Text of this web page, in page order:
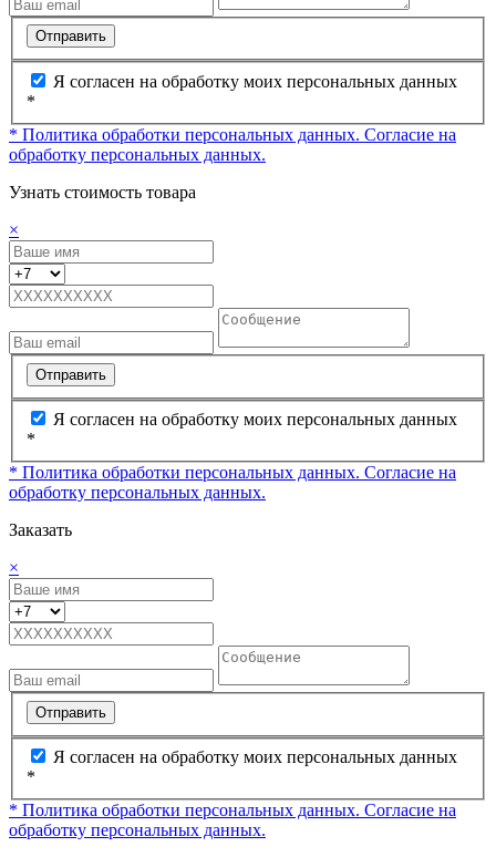
Отправить
Я согласен на обработку моих персональных данных
*
* Политика обработки персональных данных. Согласие на
обработку персональных данных.
Узнать стоимость товара
×
Отправить
Я согласен на обработку моих персональных данных
*
* Политика обработки персональных данных. Согласие на
обработку персональных данных.
Заказать
×
Отправить
Я согласен на обработку моих персональных данных
*
* Политика обработки персональных данных. Согласие на
обработку персональных данных.